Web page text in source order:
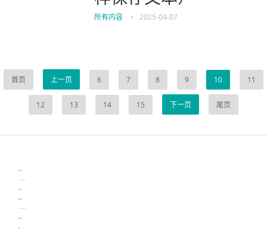
所有内容 • 2025-04-07
首页 上一页 6 7 8 9 10 11
12 13 14 15 下一页 尾页